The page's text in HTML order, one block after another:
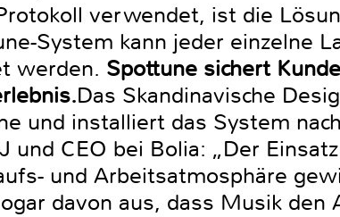
verwendet, ist die
System kann jeder einzelne
werden. Spottune sichert
Das Skandinavische
und installiert das System
und CEO bei Bolia: „Der
und Arbeitsatmosphäre
davon aus, dass Musik